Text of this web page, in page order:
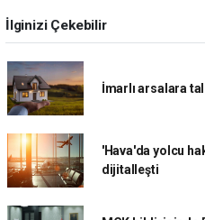
İlginizi Çekebilir
İmarlı arsalara
'Hava'da yolcu
dijitalleşti